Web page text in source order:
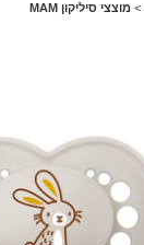
> מוצצי סיליקון MAM